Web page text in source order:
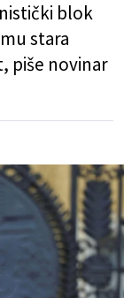
blok
stara
piše novinar